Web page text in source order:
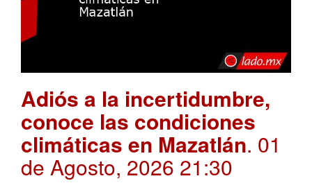
Adiós a la incertidumbre,
conoce las condiciones
climáticas en Mazatlán. 01
de Agosto, 2026 21:30